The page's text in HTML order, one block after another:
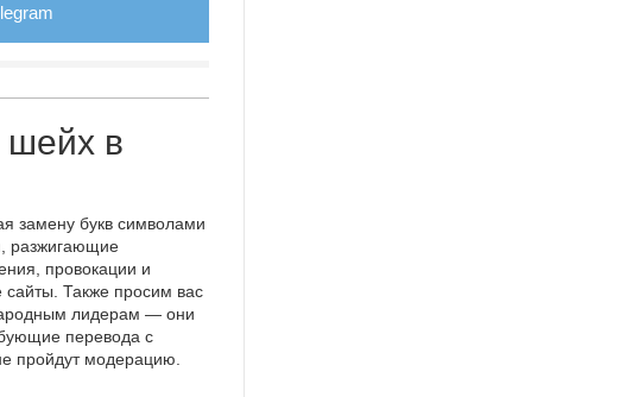
шейх в
замену букв символами
разжигающие
провокации и
Также просим вас
лидерам — они
перевода с
пройдут модерацию.